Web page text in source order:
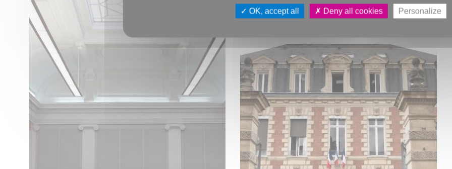
OK, accept all Deny all cookies Personalize